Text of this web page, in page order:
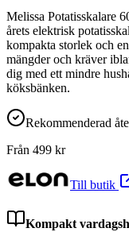
Melissa Potatisskalare
årets elektrisk
kompakta storlek och
mängder och kräver
dig med ett mindre
köksbänken.
Rekommenderad
Från 499 kr
Till butik
Kompakt